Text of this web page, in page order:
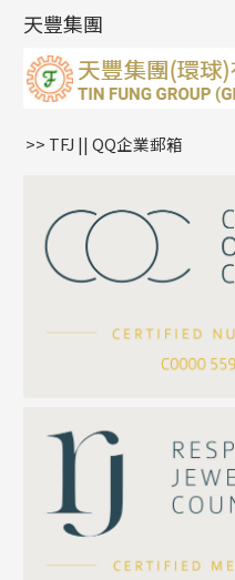
公司名稱
聯絡電話
雙十字鏈系列
水波鏈系列
蛇骨鏈系列
鏈尾系列
嘴唇鏈系列
S車花鏈系列
珍珠鏈系列
坦克鏈系列
滿天星鏈系列
方假繩鏈系列
耳環扣系列
耳綫/耳鈎系列
耳環爪頭
耳環
字母吊墜
相盒吊墜
項鏈吊墜
生肖吊墜
星座吊墜
珠扣
天豐集團
>> TFJ || QQ企業郵箱